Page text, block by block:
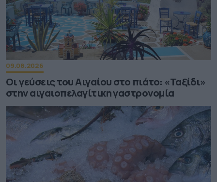
09.08.2026
Οι γεύσεις του Αιγαίου στο πιάτο: «Ταξίδι»
στην αιγαιοπελαγίτικη γαστρονομία